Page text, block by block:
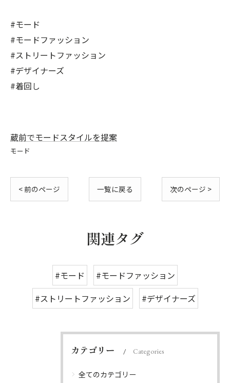
#モード
#モードファッション
#ストリートファッション
#デザイナーズ
#着回し
蔵前でモードスタイルを提案
モード
< 前のページ 一覧に戻る 次のページ >
関連タグ
#モード
#モードファッション
#ストリートファッション
#デザイナーズ
カテゴリー Categories
全てのカテゴリー